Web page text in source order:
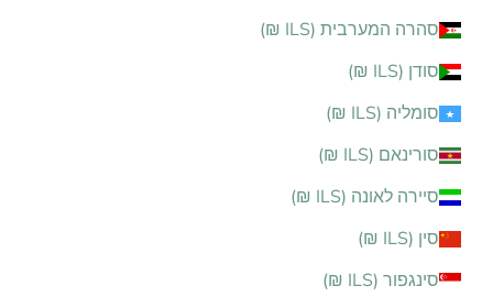
סהרה המערבית (ILS ₪)
סודן (ILS ₪)
סומליה (ILS ₪)
סורינאם (ILS ₪)
סיירה לאונה (ILS ₪)
סין (ILS ₪)
סינגפור (ILS ₪)